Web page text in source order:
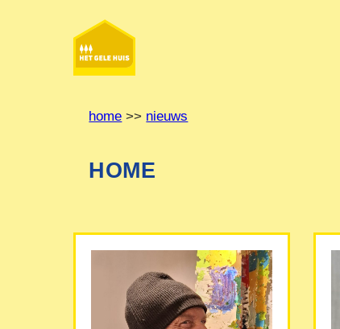
home >> nieuws
HOME